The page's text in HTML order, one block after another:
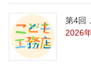
第4回
2026